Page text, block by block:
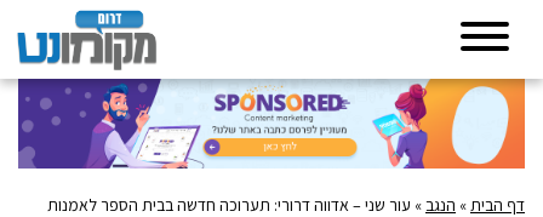
דף הבית» הנגב» עור שני – אדווה דרורי: תערוכה חדשה בבית הספר לאמנות